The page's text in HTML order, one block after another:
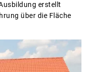
erstellt
über die Fläche